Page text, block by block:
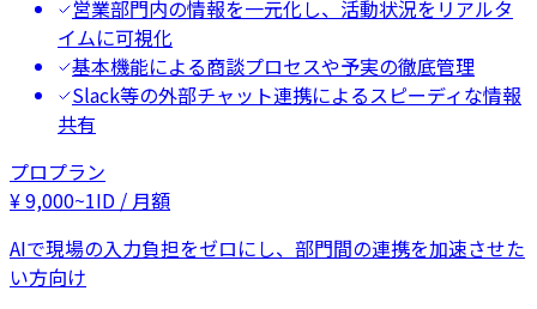
営業部門内の情報を一元化し、活動状況をリアルタ
イムに可視化
基本機能による商談プロセスや予実の徹底管理
Slack等の外部チャット連携によるスピーディな情報
共有
プロプラン
¥9,000~1ID / 月額
AIで現場の入力負担をゼロにし、部門間の連携を加速させた
い方向け